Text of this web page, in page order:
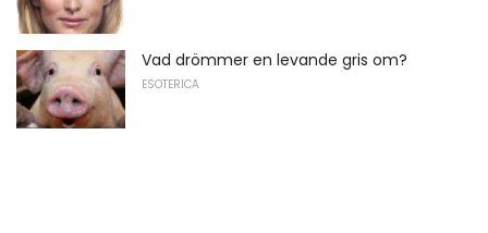
Vad drömmer en levande gris om?
ESOTERICA